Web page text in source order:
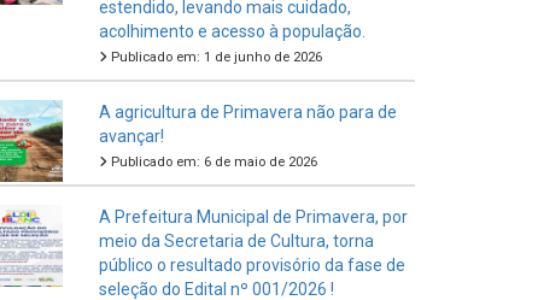
estendido, levando mais cuidado,
acolhimento e acesso à população.
Publicado em: 1 de junho de 2026
A agricultura de Primavera não para de
avançar!
Publicado em: 6 de maio de 2026
A Prefeitura Municipal de Primavera, por
meio da Secretaria de Cultura, torna
público o resultado provisório da fase de
seleção do Edital nº 001/2026 !